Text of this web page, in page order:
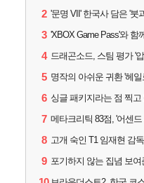
2
3
4
5
6
7
8
9